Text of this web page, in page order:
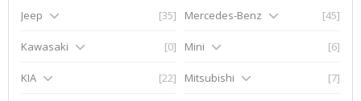
Jeep [35]
Kawasaki [0]
KIA [22]
Mercedes-Benz [45]
Mini [6]
Mitsubishi [7]